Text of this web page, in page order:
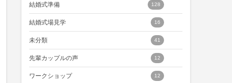
結婚式準備 128
結婚式場見学 16
未分類 41
先輩カップルの声 12
ワークショップ 12